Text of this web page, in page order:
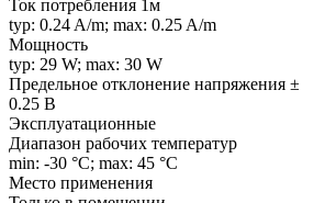
Ток потребления 1м
typ: 0.24 A/m; max: 0.25 A/m
Мощность
typ: 29 W; max: 30 W
Предельное отклонение напряжения ±
0.25 В
Эксплуатационные
Диапазон рабочих температур
min: -30 °C; max: 45 °C
Место применения